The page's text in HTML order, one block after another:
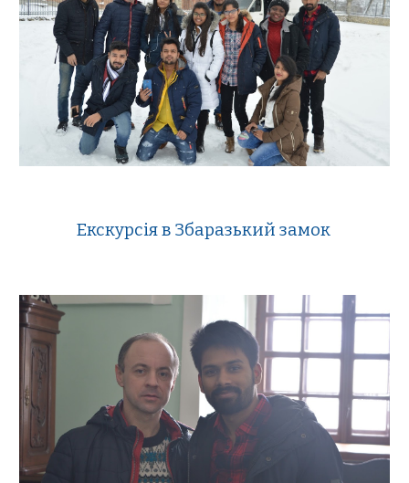
Екскурсія в Збаразький замок